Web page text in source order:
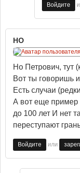
Войдите
НО
Но Петрович, тут
Вот ты говоришь
Есть случаи
А вот еще пример
до 100 лет И нет
переступают
Войдите или